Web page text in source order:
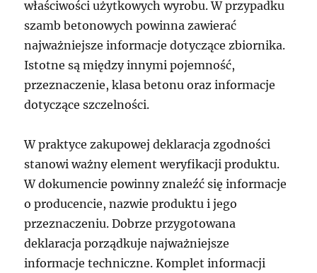
właściwości użytkowych wyrobu. W przypadku
szamb betonowych powinna zawierać
najważniejsze informacje dotyczące zbiornika.
Istotne są między innymi pojemność,
przeznaczenie, klasa betonu oraz informacje
dotyczące szczelności.
W praktyce zakupowej deklaracja zgodności
stanowi ważny element weryfikacji produktu.
W dokumencie powinny znaleźć się informacje
o producencie, nazwie produktu i jego
przeznaczeniu. Dobrze przygotowana
deklaracja porządkuje najważniejsze
informacje techniczne. Komplet informacji